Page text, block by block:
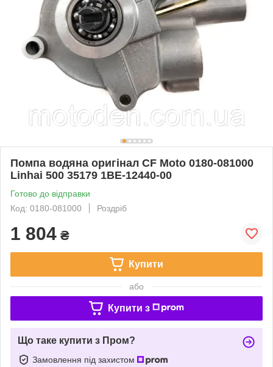
Помпа водяна оригінал CF Moto 0180-081000
Linhai 500 35179 1BE-12440-00
Готово до відправки
Код: 0180-081000
Роздріб
1 804 ₴
Купити
або
Купити з
Що таке купити з Пром?
Замовлення під захистом